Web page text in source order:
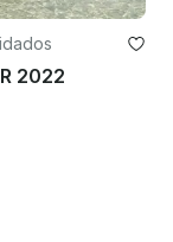
2022